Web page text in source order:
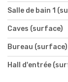
Salle de bain 1
Caves (surface)
Bureau (surface)
Hall d'entrée